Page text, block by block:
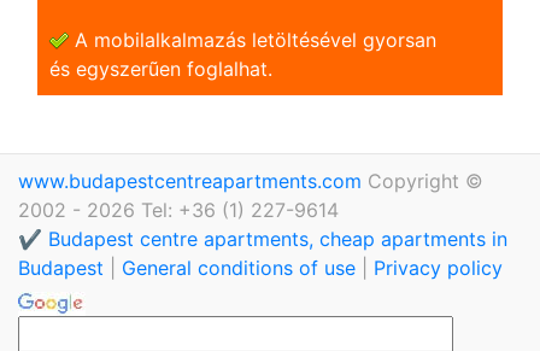
A mobilalkalmazás letöltésével gyorsan
és egyszerũen foglalhat.
www.budapestcentreapartments.com Copyright ©
2002 - 2026 Tel: +36 (1) 227-9614
✔️ Budapest centre apartments, cheap apartments in
Budapest
General conditions of use Privacy policy